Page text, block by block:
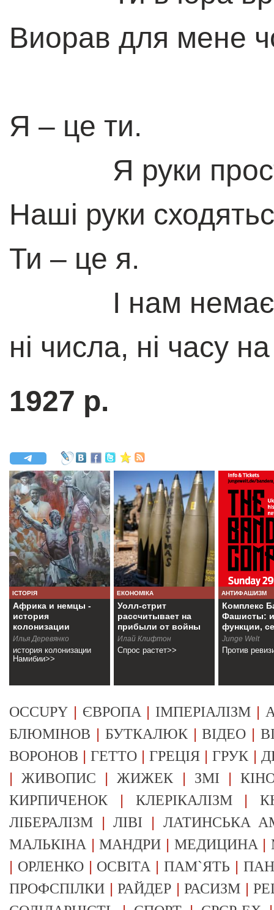
Виорав для мене
Я – це ти.
Я руки
Наші руки
Ти – це я.
І нам немає
ні числа, ні часу
1927 р.
ІСТОРІЯ
Африка и немцы -
история
колонизации
Намибии
Илья Деревянко
история колонизации
Намибии>>
ЕКОНОМІКА
Уолл-стрит
рассчитывает на
прибыли от войны
Илай Клифтон
Спрос растет>>
АНТИФАШИЗМ
Комплекс
Фашисты:
функции,
Junge Welt
Против
OCCUPY | ЄВРОПА | ІМПЕРІАЛІЗМ |
БЛЮМІНОВ | БУТКАЛЮК|ВІДЕО |
ВОРОНОВ |ГЕТТО |ГРЕЦІЯ |ГРУК |
|ЖИВОПИС |ЖИЖЕК | ЗМІ |
КИРПИЧЕНОК | КЛЕРІКАЛІЗМ|
ЛІБЕРАЛІЗМ |ЛІВІ | ЛАТИНСЬКА
МАЛЬКІНА |МАНДРИ | МЕДИЦИНА |
| ОРЛЕНКО| ОСВІТА |ПАМ`ЯТЬ |
ПРОФСПІЛКИ |РАЙДЕР |РАСИЗМ |